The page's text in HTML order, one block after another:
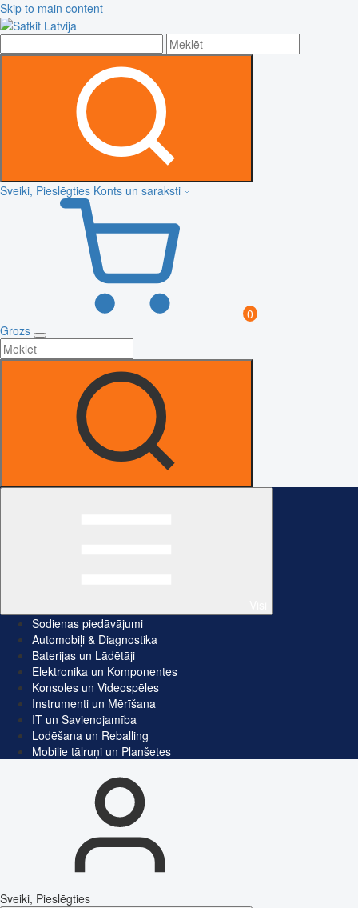
Skip to main content
Sveiki, Pieslēgties Konts un saraksti
0
Grozs
Šodienas piedāvājumi
Automobiļi & Diagnostika
Baterijas un Lādētāji
Elektronika un Komponentes
Konsoles un Videospēles
Instrumenti un Mērīšana
IT un Savienojamība
Lodēšana un Reballing
Mobilie tālruņi un Planšetes
Sveiki, Pieslēgties